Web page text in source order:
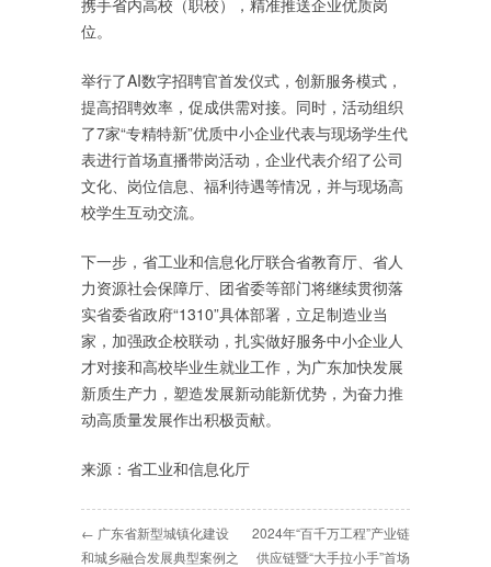
携手省内高校（职校），精准推送企业优质岗
位。
举行了AI数字招聘官首发仪式，创新服务模式，
提高招聘效率，促成供需对接。同时，活动组织
了7家“专精特新”优质中小企业代表与现场学生代
表进行首场直播带岗活动，企业代表介绍了公司
文化、岗位信息、福利待遇等情况，并与现场高
校学生互动交流。
下一步，省工业和信息化厅联合省教育厅、省人
力资源社会保障厅、团省委等部门将继续贯彻落
实省委省政府“1310”具体部署，立足制造业当
家，加强政企校联动，扎实做好服务中小企业人
才对接和高校毕业生就业工作，为广东加快发展
新质生产力，塑造发展新动能新优势，为奋力推
动高质量发展作出积极贡献。
来源：省工业和信息化厅
← 广东省新型城镇化建设
和城乡融合发展典型案例之
2024年“百千万工程”产业链
供应链暨“大手拉小手”首场